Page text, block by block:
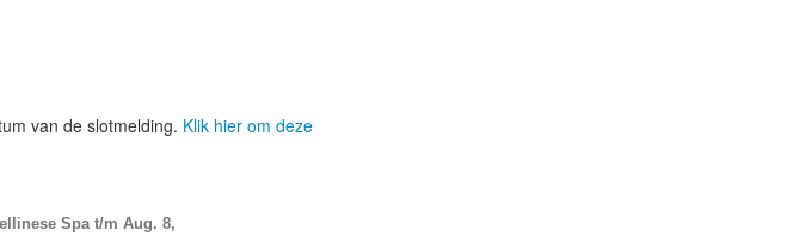
van de slotmelding. Klik hier om deze
Spa t/m Aug. 8,